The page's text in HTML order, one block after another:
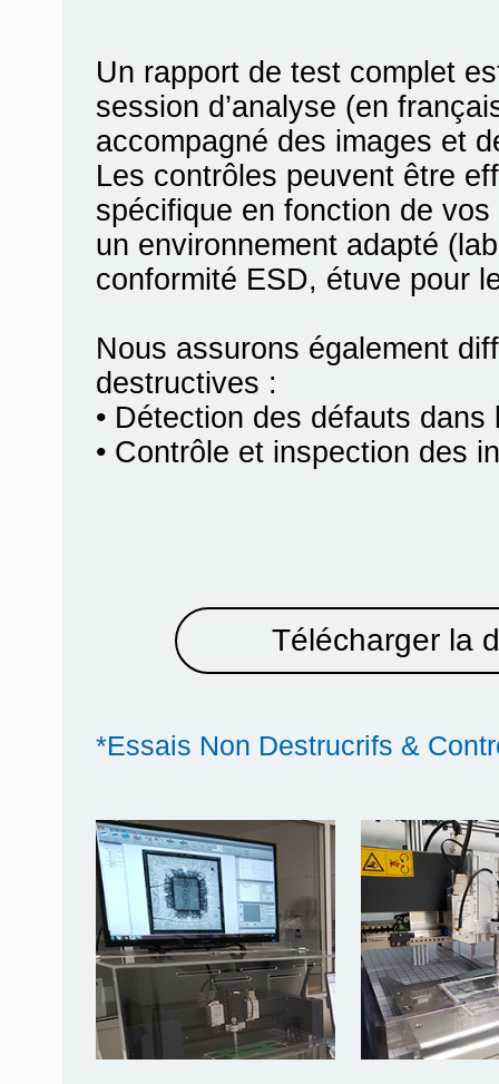
Un rapport de test complet
session d’analyse (en
accompagné des images et
Les contrôles peuvent être
spécifique en fonction de
un environnement adapté
conformité ESD, étuve pour
Nous assurons également
destructives :
• Détection des défauts
• Contrôle et inspection des
Télécharger la
*Essais Non Destrucrifs &